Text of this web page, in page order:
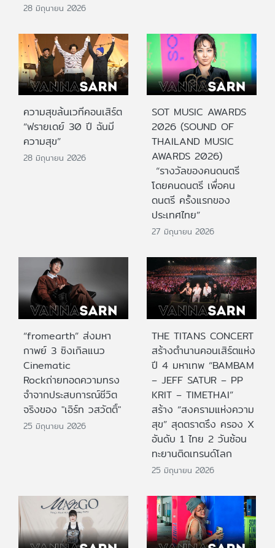
28 มิถุนายน 2026
ความสุขล้นเวทีคอนเสิร์ต
“ฟรายเดย์ 30 ปี ฉันมี
ความสุข”
28 มิถุนายน 2026
SOT MUSIC AWARDS
2026 (SOUND OF
THAILAND MUSIC
AWARDS 2026)
“รางวัลของคนดนตรี
โดยคนดนตรี เพื่อคน
ดนตรี ครั้งแรกของ
ประเทศไทย”
27 มิถุนายน 2026
“fromearth” ส่งมหา
กาพย์ 3 ซิงเกิลแนว
Cinematic
Rockถ่ายทอดความทรง
จำจากประสบการณ์ชีวิต
จริงของ "เอิร์ท วสวัตติ์"
25 มิถุนายน 2026
THE TITANS CONCERT
สร้างตำนานคอนเสิร์ตแห่ง
ปี 4 มหาเทพ “BAMBAM
– JEFF SATUR – PP
KRIT – TIMETHAI”
สร้าง “สงครามแห่งความ
สุข” สุดตราตรึง ครอง X
อันดับ 1 ไทย 2 วันซ้อน
ทะยานติดเทรนด์โลก
25 มิถุนายน 2026